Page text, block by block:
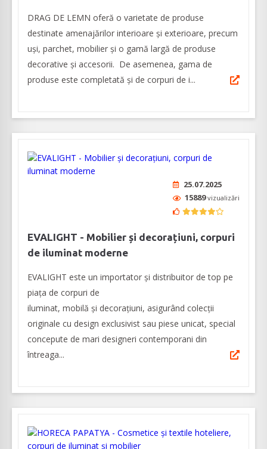
DRAG DE LEMN oferă o varietate de produse
destinate amenajărilor interioare şi exterioare, precum
uşi, parchet, mobilier şi o gamă largă de produse
decorative şi accesorii. De asemenea, gama de
produse este completată şi de corpuri de i...
25.07.2025
15889vizualizări
EVALIGHT - Mobilier și decorațiuni, corpuri
de iluminat moderne
EVALIGHT este un importator și distribuitor de top pe
piața de corpuri de
iluminat, mobilă și decorațiuni, asigurând colecții
originale cu design exclusivist sau piese unicat, special
concepute de mari designeri contemporani din
întreaga...